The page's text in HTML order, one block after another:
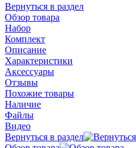
Вернуться в раздел
Обзор товара
Набор
Комплект
Описание
Характеристики
Аксессуары
Отзывы
Похожие товары
Наличие
Файлы
Видео
Вернуться в раздел